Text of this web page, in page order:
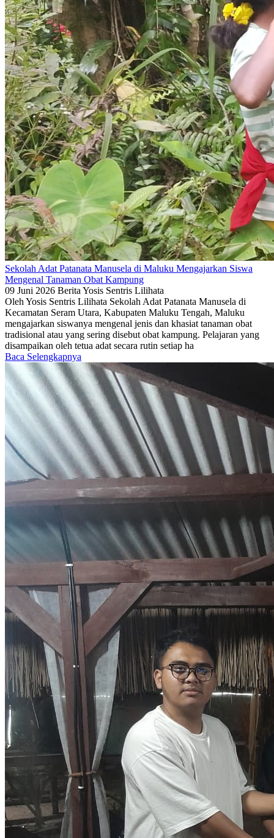
Sekolah Adat Patanata Manusela di Maluku Mengajarkan Siswa
Mengenal Tanaman Obat Kampung
09 Juni 2026 Berita Yosis Sentris Lilihata
Oleh Yosis Sentris Lilihata Sekolah Adat Patanata Manusela di
Kecamatan Seram Utara, Kabupaten Maluku Tengah, Maluku
mengajarkan siswanya mengenal jenis dan khasiat tanaman obat
tradisional atau yang sering disebut obat kampung. Pelajaran yang
disampaikan oleh tetua adat secara rutin setiap ha
Baca Selengkapnya